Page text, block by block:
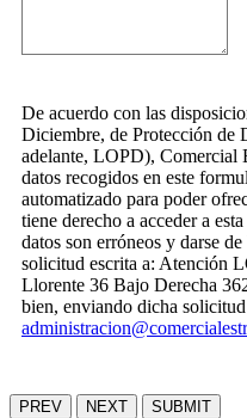
De acuerdo con las
Diciembre, de Protección de
adelante, LOPD), Comercial
datos recogidos en este
automatizado para poder
tiene derecho a acceder a
datos son erróneos y darse
solicitud escrita a: Atención
Llorente 36 Bajo Derecha
bien, enviando dicha
PREV NEXT SUBMIT